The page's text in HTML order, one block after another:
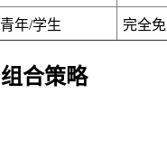
年/学生 完全
合策略